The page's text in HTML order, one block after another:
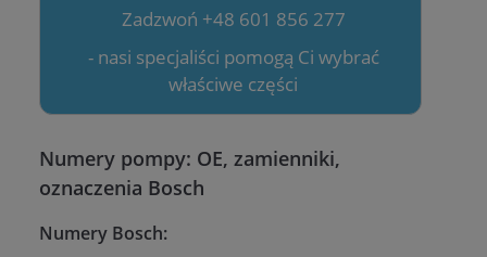
Zadzwoń +48 601 856 277
- nasi specjaliści pomogą Ci wybrać
właściwe części
Numery pompy: OE, zamienniki,
oznaczenia Bosch
Numery Bosch: